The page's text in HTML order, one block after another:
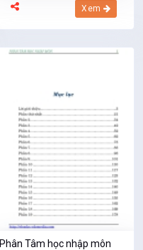
Xem
Phân Tâm học nhập môn